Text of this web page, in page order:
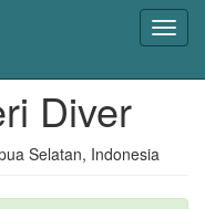
Diver
Selatan, Indonesia